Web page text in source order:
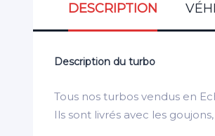
DESCRIPTION
Description du turbo
Tous nos turbos vendus en
Ils sont livrés avec les